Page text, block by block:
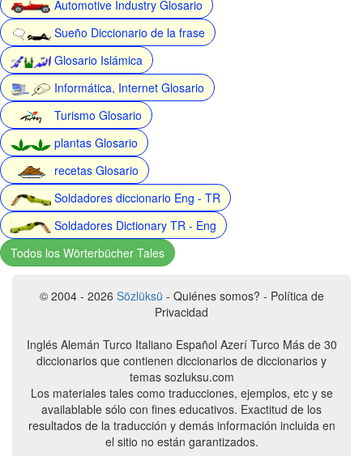
Automotive Industry Glosario
Sueño Diccionario de la frase
Glosario Islámica
Informática, Internet Glosario
Turismo Glosario
plantas Glosario
recetas Glosario
Soldadores diccionario Eng - TR
Soldadores Dictionary TR - Eng
Todos los Wörterbücher Tales
© 2004 - 2026 Sözlüksü - Quiénes somos? - Política de
Privacidad
Inglés Alemán Turco Italiano Español Azerí Turco Más de 30
diccionarios que contienen diccionarios de diccionarios y
temas sozluksu.com
Los materiales tales como traducciones, ejemplos, etc y se
availablable sólo con fines educativos. Exactitud de los
resultados de la traducción y demás información incluida en
el sitio no están garantizados.